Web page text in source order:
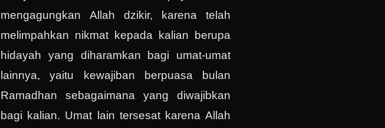
mengagungkan Allah dzikir, karena telah
melimpahkan nikmat kepada kalian berupa
hidayah yang diharamkan bagi umat-umat
lainnya, yaitu kewajiban berpuasa bulan
Ramadhan sebagaimana yang diwajibkan
bagi kalian. Umat lain tersesat karena Allah